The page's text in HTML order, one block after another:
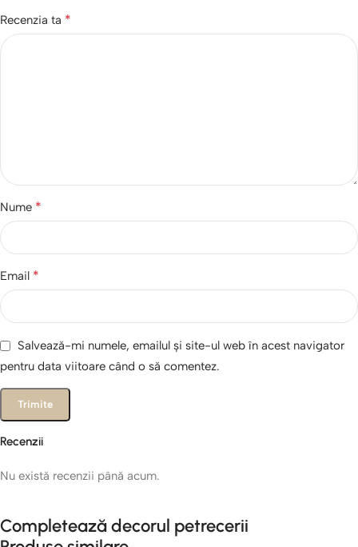
Recenzii
Nu există recenzii până acum.
Recenzia ta *
Nume *
Email *
Salvează-mi numele, emailul și site-ul web în acest navigator
pentru data viitoare când o să comentez.
Completează decorul petrecerii